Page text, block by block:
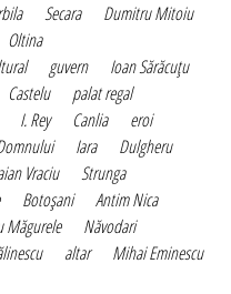
Secara
Dumitru Mitoiu
Oltina
guvern
Ioan Sărăcuţu
Castelu
palat regal
I. Rey Canlia
eroi
Iara
Dulgheru
Vraciu
Strunga
Botoşani
Antim Nica
Măgurele
Năvodari
altar
Mihai Eminescu